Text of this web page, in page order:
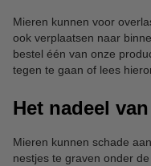
Mieren kunnen voor
ook verplaatsen naar
bestel één van onze
tegen te gaan of lees
Het nadeel
Mieren kunnen schade
nestjes te graven onder